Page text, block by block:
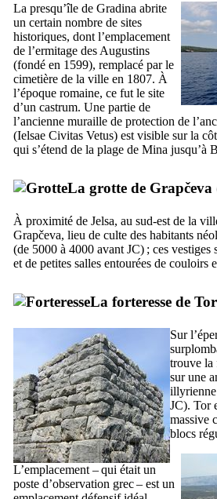
La presqu’île de Gradina abrite
un certain nombre de sites
historiques, dont l’emplacement
de l’ermitage des Augustins
(fondé en 1599), remplacé par le
cimetière de la ville en 1807. À
l’époque romaine, ce fut le site
d’un castrum. Une partie de
l’ancienne muraille de protection de
(Ielsae Civitas Vetus) est visible sur la
qui s’étend de la plage de Mina jusqu’à
La grotte de Grapčeva
À proximité de Jelsa, au sud-est de la
Grapčeva, lieu de culte des habitants
(de 5000 à 4000 avant JC) ; ces vestiges
et de petites salles entourées de couloirs
La forteresse de Tor
Sur
trouve la
sur une
JC). Tor
massive
blocs
L’emplacement – qui était un
poste d’observation grec – est un